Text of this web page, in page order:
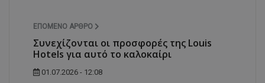
ΕΠΌΜΕΝΟ ΆΡΘΡΟ
Συνεχίζονται οι προσφορές της Louis
Hotels για αυτό το καλοκαίρι
01.07.2026 - 12:08